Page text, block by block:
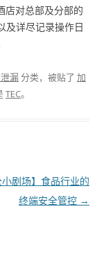
店对总部及分部的
及详尽记录操作日
漏分类，被贴了 加
TEC。
小剧场】食品行业的
终端安全管控 →